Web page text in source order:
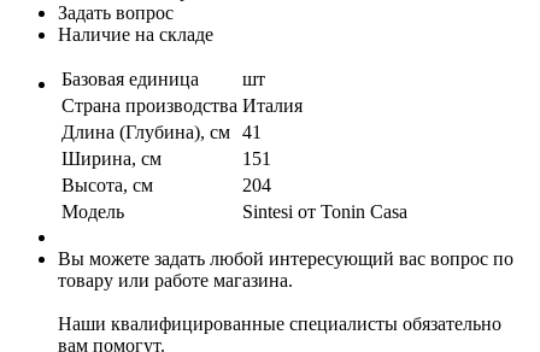
Задать вопрос
Наличие на складе
Базовая единица
шт
Страна производства Италия
Длина (Глубина), см 41
Ширина, см
151
Высота, см
204
Модель
Sintesi от Tonin Casa
Вы можете задать любой интересующий вас вопрос по
товару или работе магазина.
Наши квалифицированные специалисты обязательно
вам помогут.